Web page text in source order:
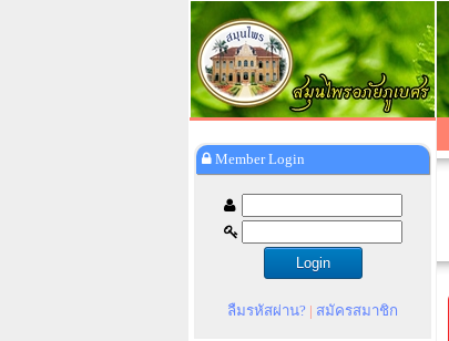
Member Login
ลืมรหัสผ่าน? | สมัครสมาชิก